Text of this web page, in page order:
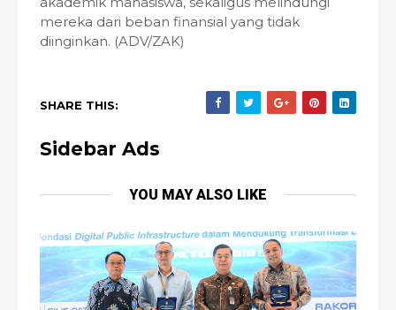
mereka dari beban finansial yang tidak
diinginkan. (ADV/ZAK)
SHARE THIS:
Sidebar Ads
YOU MAY ALSO LIKE